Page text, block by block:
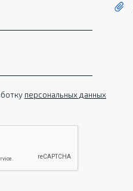
персональных данных